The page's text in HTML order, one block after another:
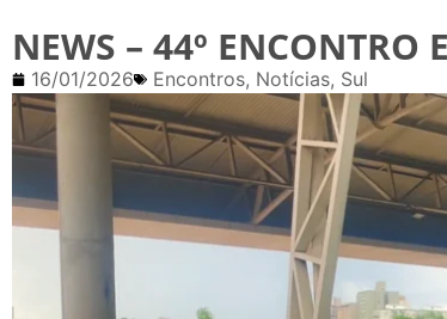
NEWS – 44º ENCONTRO
16/01/2026 Encontros, Notícias, Sul